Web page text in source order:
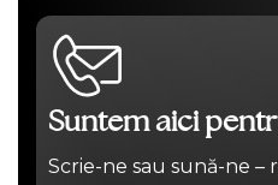
Suntem aici
Scrie-ne sau sună-ne –